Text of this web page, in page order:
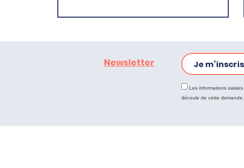
Newsletter Je m’inscris
Les informations
découle de cette demande.